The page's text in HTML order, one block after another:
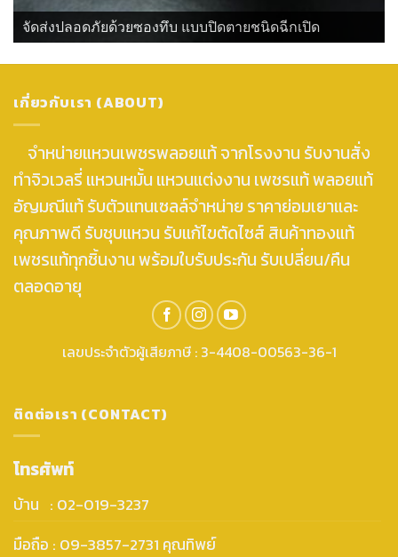
จัดส่งปลอดภัยด้วยซองทึบ แบบปิดตายชนิดฉีกเปิด
เกี่ยวกับเรา (ABOUT)
จำหน่ายแหวนเพชรพลอยแท้ จากโรงงาน รับงานสั่ง
ทำจิวเวลรี่ แหวนหมั้น แหวนแต่งงาน เพชรแท้ พลอยแท้
อัญมณีแท้ รับตัวแทนเซลล์จำหน่าย ราคาย่อมเยาและ
คุณภาพดี รับชุบแหวน รับแก้ไขตัดไซส์ สินค้าทองแท้
เพชรแท้ทุกชิ้นงาน พร้อมใบรับประกัน รับเปลี่ยน/คืน
ตลอดอายุ
เลขประจำตัวผู้เสียภาษี : 3-4408-00563-36-1
ติดต่อเรา (CONTACT)
โทรศัพท์
บ้าน : 02-019-3237
มือถือ : 09-3857-2731 คุณทิพย์